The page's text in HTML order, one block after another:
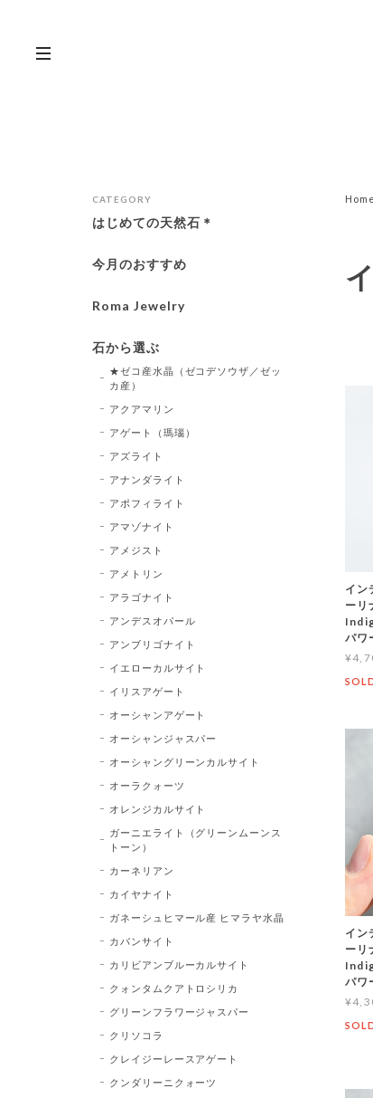
Home
イン
ーリ
パワ
イン
ーリ
パワ
CATEGORY
はじめての天然石＊
今月のおすすめ
Roma Jewelry
石から選ぶ
★ゼコ産水晶（ゼコデソウザ／ゼッ
カ産）
アクアマリン
アゲート（瑪瑙）
アズライト
アナンダライト
アポフィライト
アマゾナイト
アメジスト
アメトリン
アラゴナイト
アンデスオパール
アンブリゴナイト
イエローカルサイト
イリスアゲート
オーシャンアゲート
オーシャンジャスパー
オーシャングリーンカルサイト
オーラクォーツ
オレンジカルサイト
ガーニエライト（グリーンムーンス
トーン）
カーネリアン
カイヤナイト
ガネーシュヒマール産 ヒマラヤ水晶
カバンサイト
カリビアンブルーカルサイト
クォンタムクアトロシリカ
グリーンフラワージャスパー
クリソコラ
クレイジーレースアゲート
クンダリーニクォーツ